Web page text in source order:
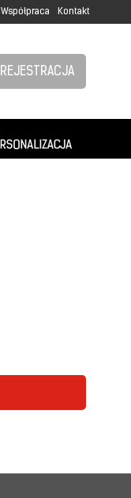
Współpraca Kontakt
REJESTRACJA